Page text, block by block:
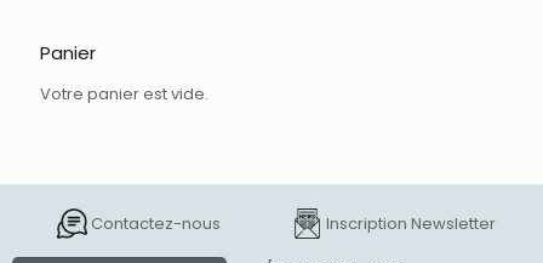
Panier
Votre panier est vide.
Contactez-nous
Inscription Newsletter